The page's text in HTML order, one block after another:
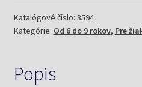
školy
Katalógové číslo: 3594
Kategórie: Od 6 do 9 rokov, Pre
Popis